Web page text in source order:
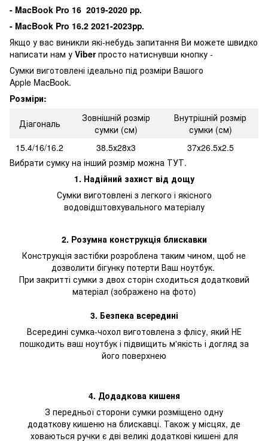
- MacBook Pro 16 2019-2020 рр.
- MacBook Pro 16.2 2021-2023рр.
Якщо у вас виникли які-небудь запитання Ви можете швидко
написати нам у Viberпросто натиснувши кнопку -
Сумки виготовлені ідеально під розміри Вашого
Apple MacBook.
Розміри:
Діагональ
Зовнішній розмір
сумки (см)
Внутрішній розмір
сумки (см)
15.4/16/16.2
38.5х28х3
37х26.5х2.5
Вибрати сумку на інший розмір можна ТУТ.
1. Надійний захист від дощу
Сумки виготовлені з легкого і якісного
водовідштовхувального матеріалу
2. Розумна конструкція блискавки
Конструкція застібки розроблена таким чином, щоб не
дозволити бігунку потерти Ваш ноутбук.
При закритті сумки з двох сторін сходиться додатковий
матеріал (зображено на фото)
3. Безпека всередині
Всередині сумка-чохол виготовлена з флісу, який НЕ
пошкодить ваш ноутбук і підвищить м'якість і догляд за
його поверхнею
4. Додадкова кишеня
З передньої сторони сумки розміщено одну
додаткову кишеню на блискавці. Також у місцях, де
ховаються ручки є дві великі додаткові кишені для